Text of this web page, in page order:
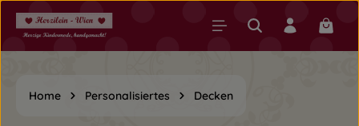
Zum Hauptinhalt springen
Home Personalisiertes Decken